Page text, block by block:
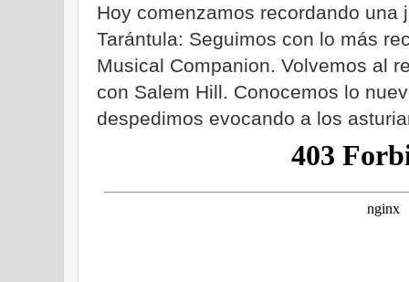
Hoy comenzamos recordando una
Tarántula: Seguimos con lo más
Musical Companion. Volvemos al
con Salem Hill. Conocemos lo
despedimos evocando a los